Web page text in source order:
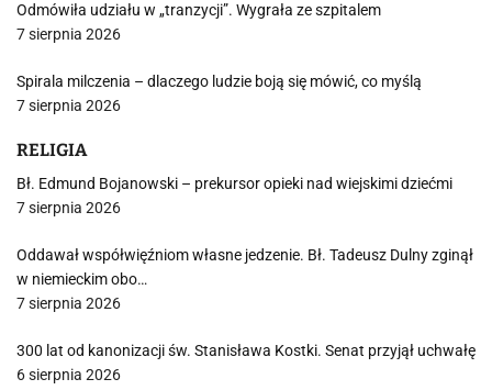
Odmówiła udziału w „tranzycji”. Wygrała ze szpitalem
7 sierpnia 2026
Spirala milczenia – dlaczego ludzie boją się mówić, co myślą
7 sierpnia 2026
RELIGIA
Bł. Edmund Bojanowski – prekursor opieki nad wiejskimi dziećmi
7 sierpnia 2026
Oddawał współwięźniom własne jedzenie. Bł. Tadeusz Dulny zginął
w niemieckim obo…
7 sierpnia 2026
300 lat od kanonizacji św. Stanisława Kostki. Senat przyjął uchwałę
6 sierpnia 2026